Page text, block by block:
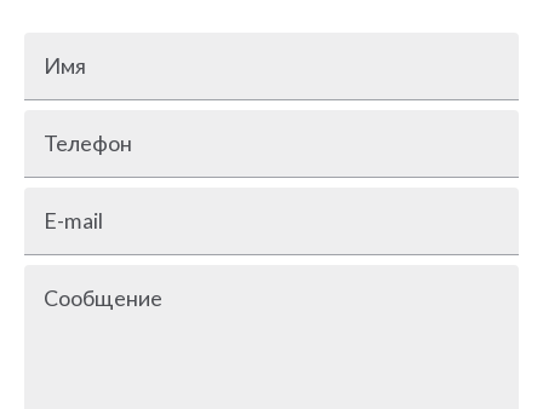
Имя
Телефон
E-mail
Сообщение